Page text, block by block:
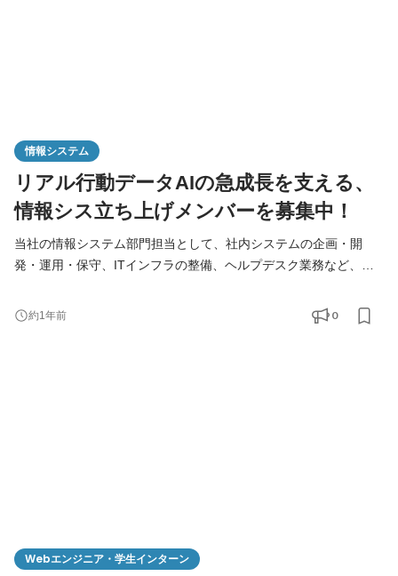
情報システム
リアル行動データAIの急成長を支える、
情報シス立ち上げメンバーを募集中！
当社の情報システム部門担当として、社内システムの企画・開
発・運用・保守、ITインフラの整備、ヘルプデスク業務など、幅
務効率化を推進し、事業成長を支える重要なポジションです。 ・
社内システムの企画、導入、運用、保守（基幹システム、グルー
約1年前 0
Webエンジニア・学生インターン